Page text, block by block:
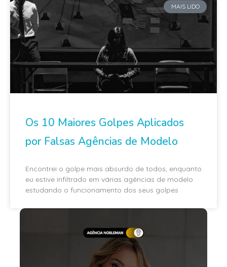
MAIS LIDO
Os 10 Maiores Golpes Aplicados
por Falsas Agências de Modelo
Encontrei o golpe mais absurdo de todos, enquanto
eu estive infiltrado em várias agências de modelo
estudando o funcionamento dos seus golpes